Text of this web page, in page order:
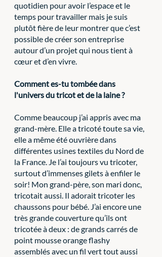
quotidien pour avoir l’espace et le
temps pour travailler mais je suis
plutôt fière de leur montrer que c’est
possible de créer son entreprise
autour d’un projet qui nous tient à
cœur et d’en vivre.
Comment es-tu tombée dans
l'univers du tricot et de la laine ?
Comme beaucoup j’ai appris avec ma
grand-mère. Elle a tricoté toute sa vie,
elle a même été ouvrière dans
différentes usines textiles du Nord de
la France. Je l’ai toujours vu tricoter,
surtout d’immenses gilets à enfiler le
soir! Mon grand-père, son mari donc,
tricotait aussi. Il adorait tricoter les
chaussons pour bébé. J’ai encore une
très grande couverture qu’ils ont
tricotée à deux : de grands carrés de
point mousse orange flashy
assemblés avec un fil vert tout aussi